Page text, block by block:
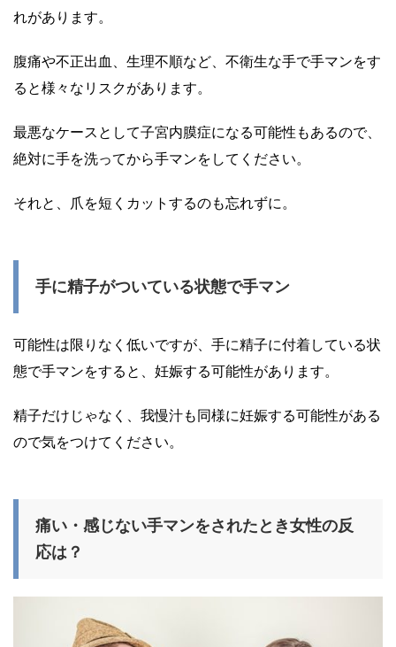
れがあります。
腹痛や不正出血、生理不順など、不衛生な手で手マンをす
ると様々なリスクがあります。
最悪なケースとして子宮内膜症になる可能性もあるので、
絶対に手を洗ってから手マンをしてください。
それと、爪を短くカットするのも忘れずに。
手に精子がついている状態で手マン
可能性は限りなく低いですが、手に精子に付着している状
態で手マンをすると、妊娠する可能性があります。
精子だけじゃなく、我慢汁も同様に妊娠する可能性がある
ので気をつけてください。
痛い・感じない手マンをされたとき女性の反
応は？